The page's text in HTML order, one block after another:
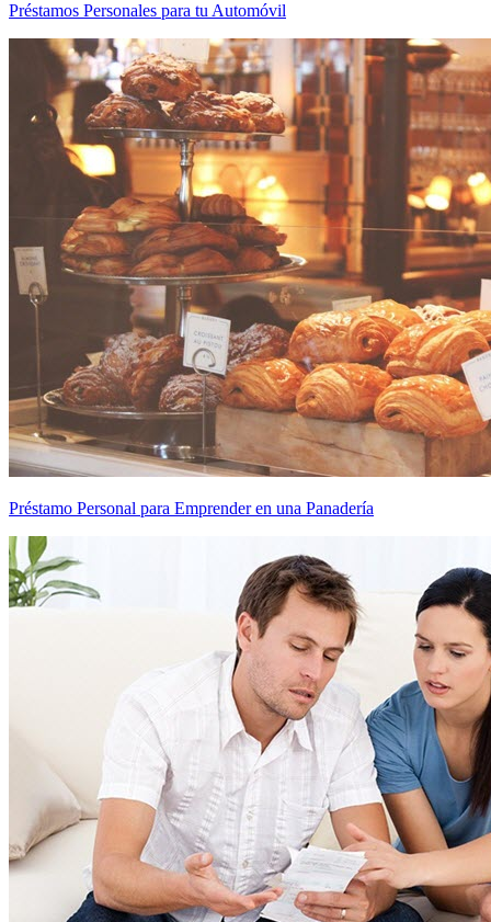
Préstamos Personales para tu Automóvil
Préstamo Personal para Emprender en una Panadería